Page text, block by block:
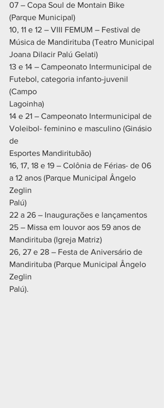
07 – Copa Soul de Montain Bike
(Parque Municipal)
10, 11 e 12 – VIII FEMUM – Festival de
Música de Mandirituba (Teatro Municipal
Joana Dilacir Palú Gelati)
13 e 14 – Campeonato Intermunicipal de
Futebol, categoria infanto-juvenil
(Campo
Lagoinha)
14 e 21 – Campeonato Intermunicipal de
Voleibol- feminino e masculino (Ginásio
de
Esportes Mandiritubão)
16, 17, 18 e 19 – Colônia de Férias- de 06
a 12 anos (Parque Municipal Ângelo
Zeglin
Palú)
22 a 26 – Inaugurações e lançamentos
25 – Missa em louvor aos 59 anos de
Mandirituba (Igreja Matriz)
26, 27 e 28 – Festa de Aniversário de
Mandirituba (Parque Municipal Ângelo
Zeglin
Palú).